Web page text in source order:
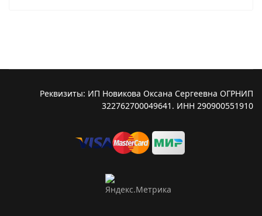
Реквизиты: ИП Новикова Оксана Сергеевна ОГРНИП
322762700049641. ИНН 290900551910